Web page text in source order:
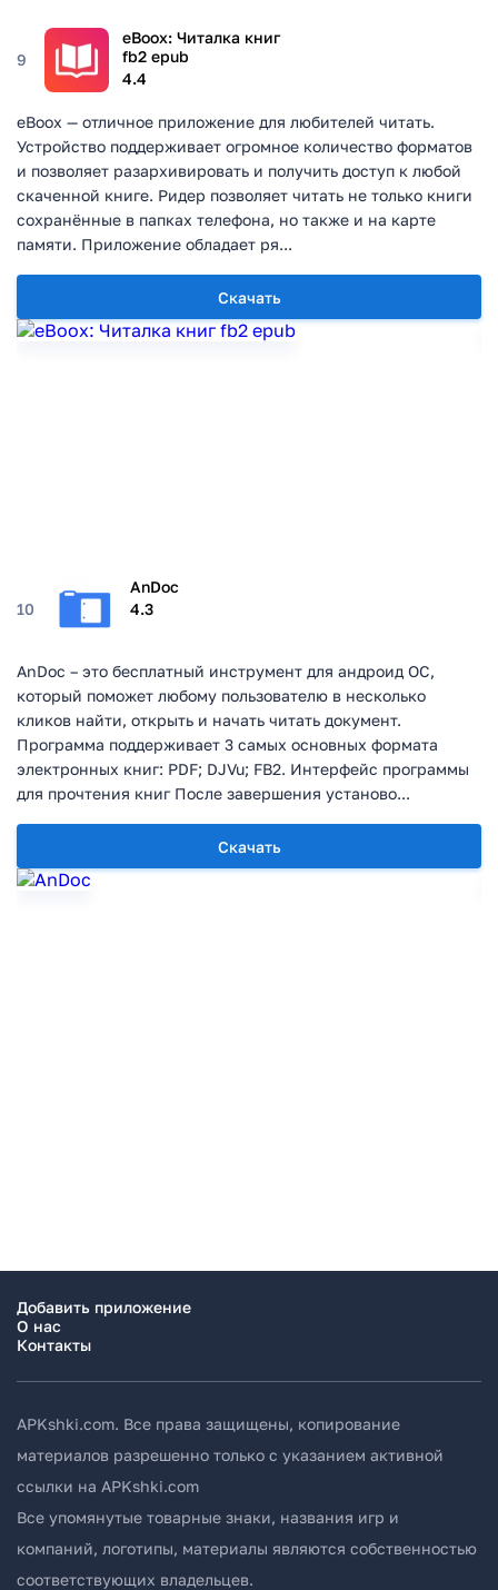
9
eBoox: Читалка книг
fb2 epub
4.4
Скачать
eBoox — отличное приложение для любителей читать.
Устройство поддерживает огромное количество форматов
и позволяет разархивировать и получить доступ к любой
скаченной книге. Ридер позволяет читать не только книги
сохранённые в папках телефона, но также и на карте
памяти. Приложение обладает ря...
10
AnDoc
4.3
Скачать
AnDoc – это бесплатный инструмент для андроид ОС,
который поможет любому пользователю в несколько
кликов найти, открыть и начать читать документ.
Программа поддерживает 3 самых основных формата
электронных книг: PDF; DJVu; FB2. Интерфейс программы
для прочтения книг После завершения установо...
Добавить приложение
О нас
Контакты
APKshki.com. Все права защищены, копирование
материалов разрешенно только с указанием активной
ссылки на APKshki.com
Все упомянутые товарные знаки, названия игр и
компаний, логотипы, материалы являются собственностью
соответствующих владельцев.